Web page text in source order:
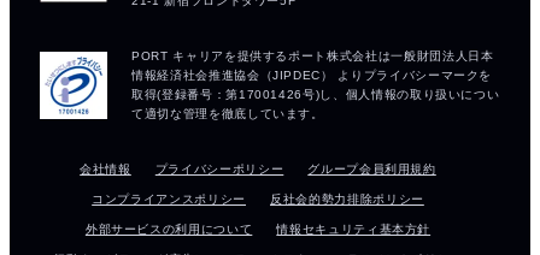
会社情報 プライバシーポリシー グループ会員利用規約
コンプライアンスポリシー 反社会的勢力排除ポリシー
外部サービスの利用について 情報セキュリティ基本方針